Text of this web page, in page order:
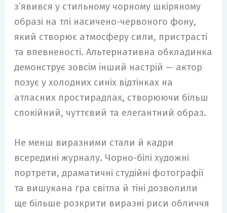
з’явився у стильному чорному шкіряному
образі на тлі насичено-червоного фону,
який створює атмосферу сили, пристрасті
та впевненості. Альтернативна обкладинка
демонструє зовсім інший настрій — актор
позує у холодних синіх відтінках на
атласних простирадлах, створюючи більш
спокійний, чуттєвий та елегантний образ.
Не менш виразними стали й кадри
всередині журналу. Чорно-білі художні
портрети, драматичні студійні фотографії
та вишукана гра світла й тіні дозволили
ще більше розкрити виразні риси обличчя